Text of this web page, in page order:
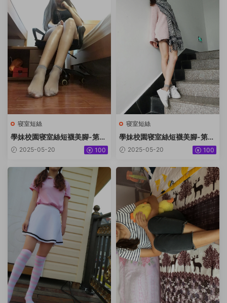
寝室短絲
學妹校園寝室絲短襪美腳-第0
40期曾雨柔 [90P+280M]
2025-05-20 100
寝室短絲
學妹校園寝室絲短襪美腳-第0
39期 [87P+340M]
2025-05-20 100